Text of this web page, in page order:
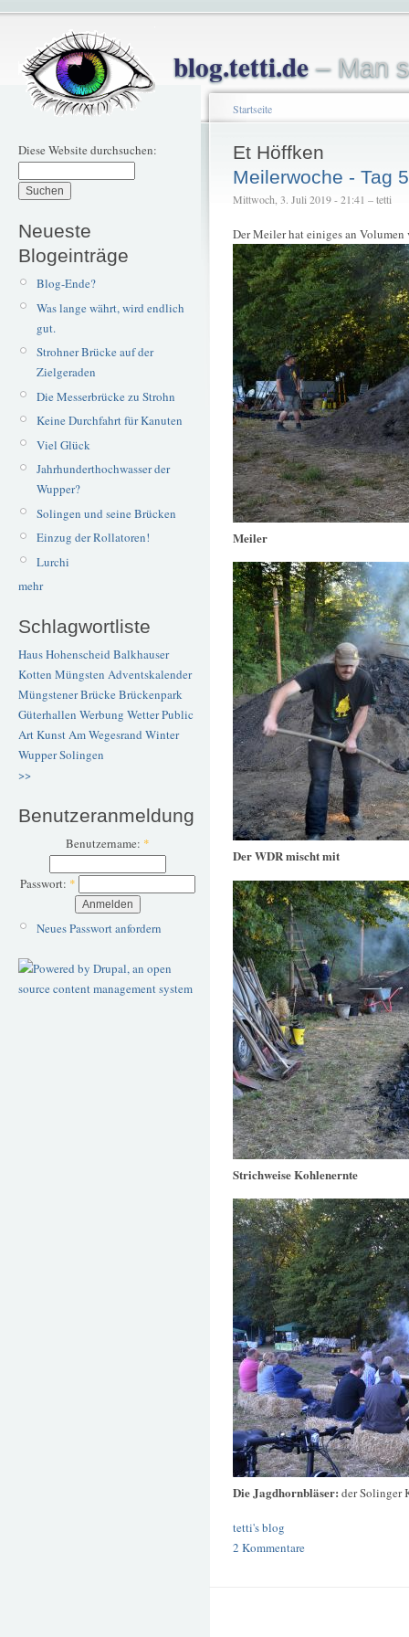
blog.tetti.de– Man
Diese Website durchsuchen:
Neueste
Blogeinträge
Blog-Ende?
Was lange währt, wird endlich
gut.
Strohner Brücke auf der
Zielgeraden
Die Messerbrücke zu Strohn
Keine Durchfahrt für Kanuten
Viel Glück
Jahrhunderthochwasser der
Wupper?
Solingen und seine Brücken
Einzug der Rollatoren!
Lurchi
mehr
Schlagwortliste
Haus Hohenscheid Balkhauser
Kotten Müngsten Adventskalender
Müngstener BrückeBrückenpark
Güterhallen Werbung WetterPublic
ArtKunstAm Wegesrand Winter
WupperSolingen
>>
Benutzeranmeldung
Benutzername: *
Passwort: *
Neues Passwort anfordern
Startseite
Et Höffken
Meilerwoche - Tag 5
Mittwoch, 3. Juli 2019 - 21:41 – tetti
Der Meiler hat einiges an Volumen
Meiler
Der WDR mischt mit
Strichweise Kohlenernte
Die Jagdhornbläser: der Solinger
tetti's blog
2 Kommentare